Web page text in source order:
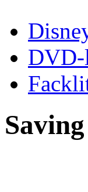
DVD-